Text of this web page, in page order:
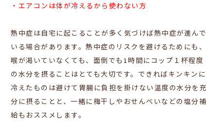
・エアコンは体が冷えるから使わない方
熱中症は自宅に起こることが多く気づけば熱中症が進んで
いる場合があります。熱中症のリスクを避けるためにも、
喉が渇いていなくても、面倒でも1時間にコップ１杯程度
の水分を摂ることはとても大切です。できればキンキンに
冷えたものは避けて胃腸に負担を掛けない温度の水分を充
分に摂ることと、一緒に梅干しやおせんべいなどの塩分補
給もおススメします。